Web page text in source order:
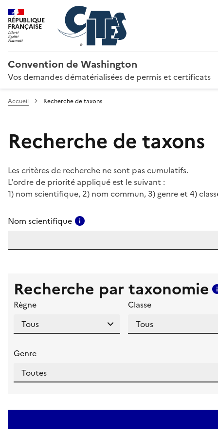
RÉPUBLIQUE
FRANÇAISE
Convention de Washington
Vos demandes dématérialisées de permis et certificats
Accueil Recherche de taxons
Recherche de taxons
Les critères de recherche ne sont pas cumulatifs.
L'ordre de priorité appliqué est le suivant :
1) nom scientifique, 2) nom commun, 3) genre et 4)
Nom scientifique
Recherche par taxonomie
Règne Classe
Genre